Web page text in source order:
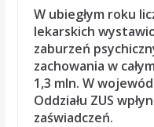
W ubiegłym roku
lekarskich
zaburzeń
zachowania w
1,3 mln. W
Oddziału ZUS
zaświadczeń.